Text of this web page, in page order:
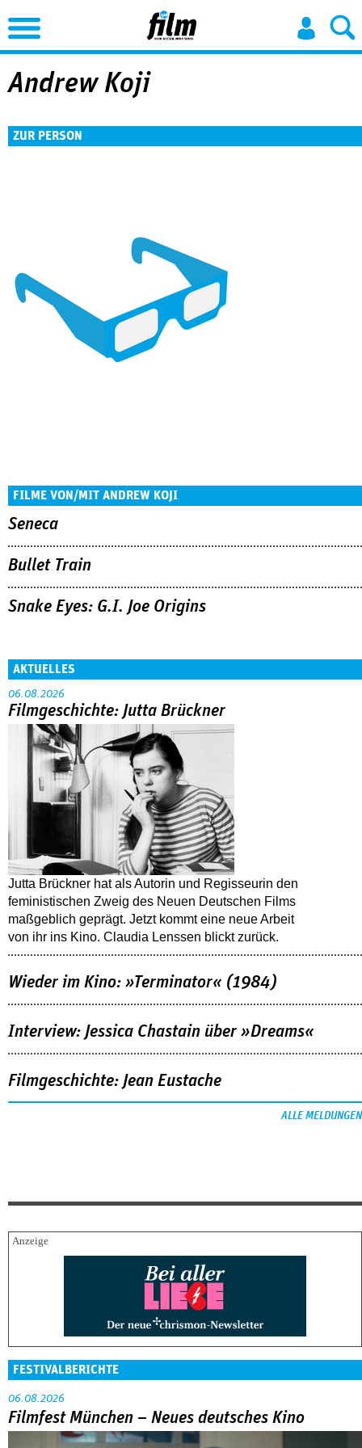
Jump to Navigation
Andrew Koji
ZUR PERSON
FILME VON/MIT ANDREW KOJI
Seneca
Bullet Train
Snake Eyes: G.I. Joe Origins
AKTUELLES
06.08.2026
Filmgeschichte: Jutta Brückner
Jutta Brückner hat als Autorin und Regisseurin den
feministischen Zweig des Neuen Deutschen Films
maßgeblich geprägt. Jetzt kommt eine neue Arbeit
von ihr ins Kino. Claudia Lenssen blickt zurück.
Wieder im Kino: »Terminator« (1984)
Interview: Jessica Chastain über »Dreams«
Filmgeschichte: Jean Eustache
ALLE MELDUNGEN
FESTIVALBERICHTE
06.08.2026
Filmfest München – Neues deutsches Kino